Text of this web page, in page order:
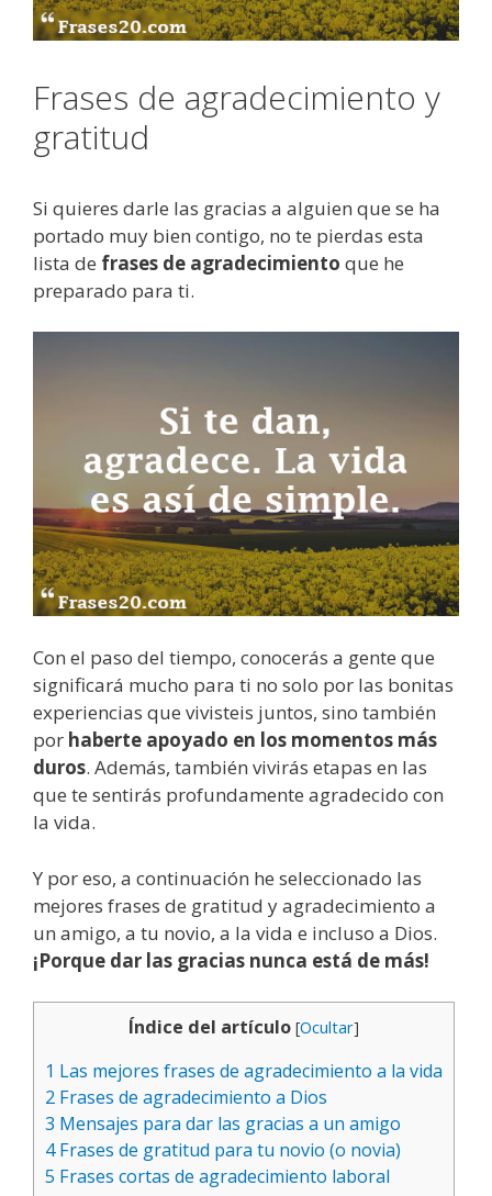
Frases de agradecimiento y
gratitud
Si quieres darle las gracias a alguien que se ha
portado muy bien contigo, no te pierdas esta
lista de frases de agradecimiento que he
preparado para ti.
Con el paso del tiempo, conocerás a gente que
significará mucho para ti no solo por las bonitas
experiencias que vivisteis juntos, sino también
por haberte apoyado en los momentos más
duros. Además, también vivirás etapas en las
que te sentirás profundamente agradecido con
la vida.
Y por eso, a continuación he seleccionado las
mejores frases de gratitud y agradecimiento a
un amigo, a tu novio, a la vida e incluso a Dios.
¡Porque dar las gracias nunca está de más!
Índice del artículo [Ocultar]
1 Las mejores frases de agradecimiento a la vida
2 Frases de agradecimiento a Dios
3 Mensajes para dar las gracias a un amigo
4Frases de gratitud para tu novio (o novia)
5 Frases cortas de agradecimiento laboral